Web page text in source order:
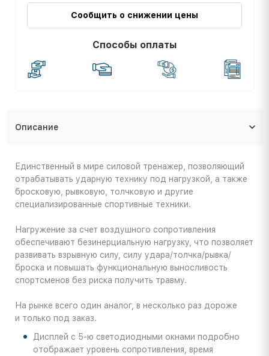
Сообщить о снижении цены
Способы оплаты
Описание
Единственный в мире силовой тренажер, позволяющий
отрабатывать ударную технику под нагрузкой, а также
бросковую, рывковую, толчковую и другие
специализированные спортивные техники.
Нагружение за счет воздушного сопротивления
обеспечивают безинерциальную нагрузку, что позволяет
развивать взрывную силу, силу удара/толчка/рывка/
броска и повышать функциональную выносливость
спортсменов без риска получить травму.
На рынке всего один аналог, в несколько раз дороже
и только под заказ.
Дисплей с 5-ю светодиодными окнами подробно
отображает уровень сопротивления, время